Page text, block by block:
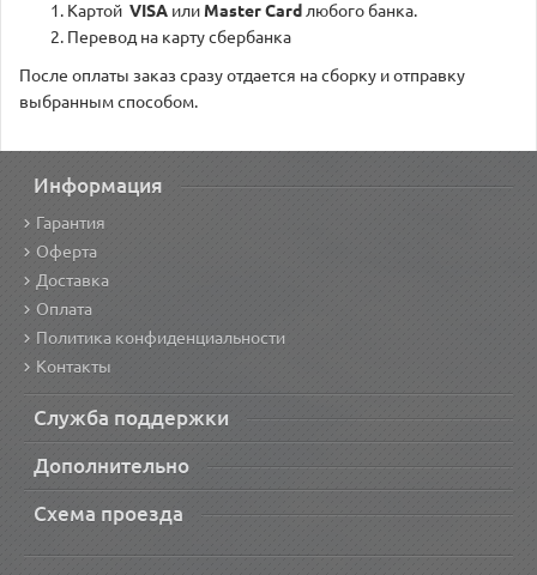
Картой VISA или Master Card любого банка.
Перевод на карту сбербанка
После оплаты заказ сразу отдается на сборку и отправку
выбранным способом.
Информация
Гарантия
Оферта
Доставка
Оплата
Политика конфиденциальности
Контакты
Служба поддержки
Дополнительно
Схема проезда